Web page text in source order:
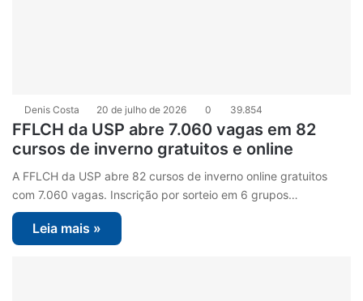
Denis Costa 20 de julho de 2026 0 39.854
FFLCH da USP abre 7.060 vagas em 82
cursos de inverno gratuitos e online
A FFLCH da USP abre 82 cursos de inverno online gratuitos
com 7.060 vagas. Inscrição por sorteio em 6 grupos…
Leia mais »